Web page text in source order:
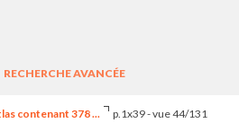
RECHERCHE AVANCÉE
contenant 378 ... p.1x39 - vue 44/131